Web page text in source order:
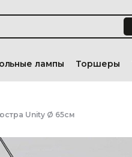
лампы Торшеры
Unity Ø 65см